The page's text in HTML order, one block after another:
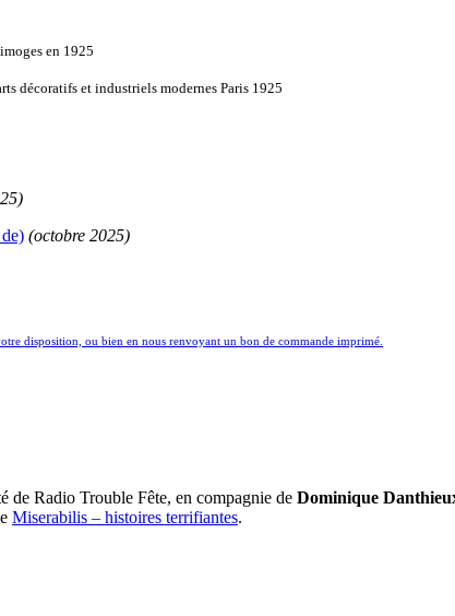
en 1925
décoratifs et industriels modernes Paris 1925
(octobre 2025)
disposition, ou bien en nous renvoyant un bon de commande imprimé.
de Radio Trouble Fête, en compagnie de Dominique
Miserabilis – histoires terrifiantes.